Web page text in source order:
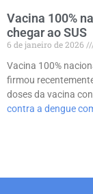
Vacina 100%
chegar ao SUS
6 de janeiro de 2026
Vacina 100%
firmou
doses da vacina
contra a dengue